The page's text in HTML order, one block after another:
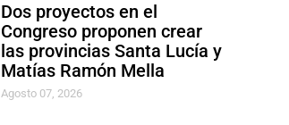
Dos proyectos en el
Congreso proponen crear
las provincias Santa Lucía y
Matías Ramón Mella
Agosto 07, 2026